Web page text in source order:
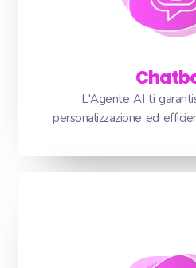
L'Agente AI ti
personalizzazione ed